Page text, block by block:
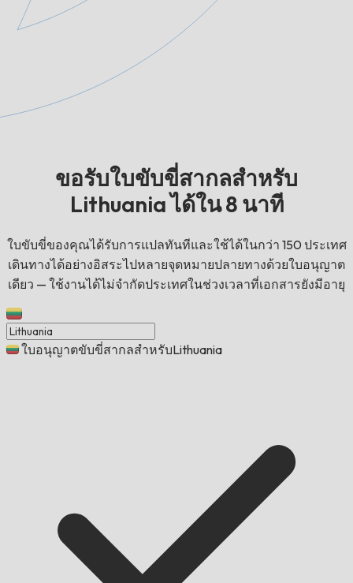
ขอรับใบขับขี่สากลสำหรับ
Lithuania ได้ใน 8 นาที
ใบขับขี่ของคุณได้รับการแปลทันทีและใช้ได้ในกว่า 150 ประเทศ
เดินทางได้อย่างอิสระไปหลายจุดหมายปลายทางด้วยใบอนุญาต
เดียว — ใช้งานได้ไม่จำกัดประเทศในช่วงเวลาที่เอกสารยังมีอายุ
ใบอนุญาตขับขี่สากลสำหรับLithuania